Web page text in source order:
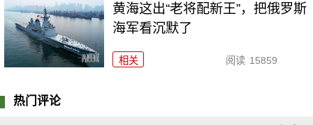
黄海这出“老将配新王”，把俄罗斯
海军看沉默了
相关 阅读 15859
热门评论